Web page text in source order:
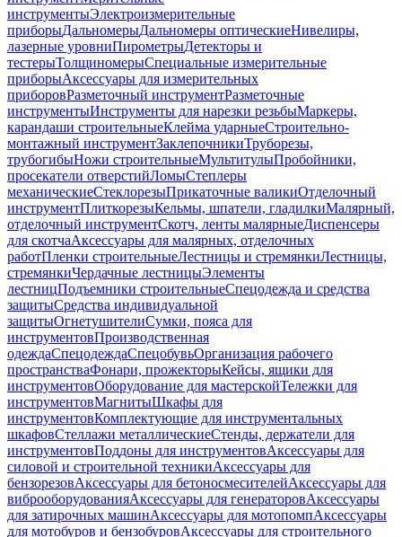
инструментыЭлектроизмерительные
приборыДальномерыДальномеры оптическиеНивелиры,
лазерные уровниПирометрыДетекторы и
тестерыТолщиномерыСпециальные измерительные
приборыАксессуары для измерительных
приборовРазметочный инструментРазметочные
инструментыИнструменты для нарезки резьбыМаркеры,
карандаши строительныеКлейма ударныеСтроительно-
монтажный инструментЗаклепочникиТруборезы,
трубогибыНожи строительныеМультитулыПробойники,
просекатели отверстийЛомыСтеплеры
механическиеСтеклорезыПрикаточные валикиОтделочный
инструментПлиткорезыКельмы, шпатели, гладилкиМалярный,
отделочный инструментСкотч, ленты малярныеДиспенсеры
для скотчаАксессуары для малярных, отделочных
работПленки строительныеЛестницы и стремянкиЛестницы,
стремянкиЧердачные лестницыЭлементы
лестницПодъемники строительныеСпецодежда и средства
защитыСредства индивидуальной
защитыОгнетушителиСумки, пояса для
инструментовПроизводственная
одеждаСпецодеждаСпецобувьОрганизация рабочего
пространстваФонари, прожекторыКейсы, ящики для
инструментовОборудование для мастерскойТележки для
инструментовМагнитыШкафы для
инструментовКомплектующие для инструментальных
шкафовСтеллажи металлическиеСтенды, держатели для
инструментовПоддоны для инструментовАксессуары для
силовой и строительной техникиАксессуары для
бензорезовАксессуары для бетоносмесителейАксессуары для
виброоборудованияАксессуары для генераторовАксессуары
для затирочных машинАксессуары для мотопомпАксессуары
для мотобуров и бензобуровАксессуары для строительного